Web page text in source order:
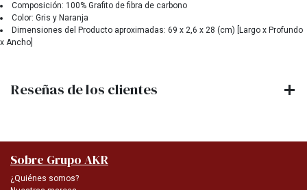
Composición: 100% Grafito de fibra de carbono
Color: Gris y Naranja
Dimensiones del Producto aproximadas: 69 x 2,6 x 28 (cm) [Largo x Profundo
x Ancho]
Reseñas de los clientes
Sobre Grupo AKR
¿Quiénes somos?